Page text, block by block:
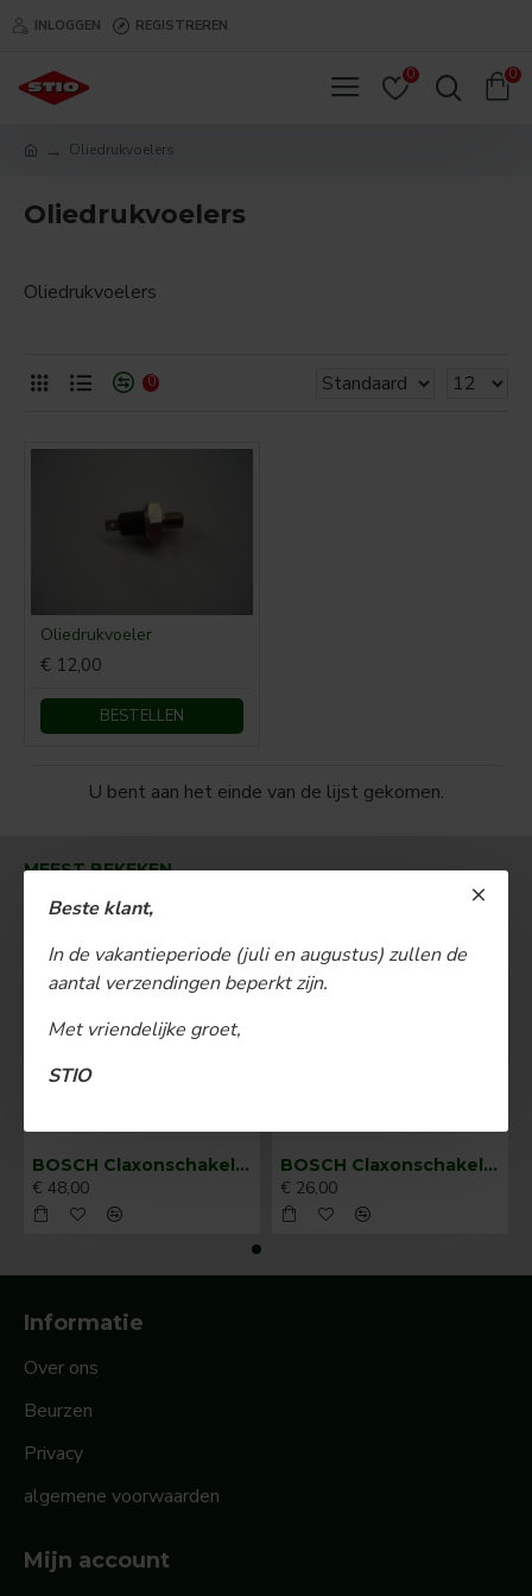
Beste klant,
In de vakantieperiode (juli en augustus) zullen de
aantal verzendingen beperkt zijn.
Met vriendelijke groet,
STIO
INLOGGEN REGISTREREN
0 0
Oliedrukvoelers
Oliedrukvoelers
Oliedrukvoelers
0
Oliedrukvoeler
€ 12,00
BESTELLEN
U bent aan het einde van de lijst gekomen.
MEEST BEKEKEN
BOSCH Claxonschakelaar opbouw ⌀ 35 mm 0343013001
€ 48,00
BOSCH Claxonschakelaar opbouw ⌀26 mm 0343007001
€ 26,00
Informatie
Over ons
Beurzen
Privacy
algemene voorwaarden
Mijn account